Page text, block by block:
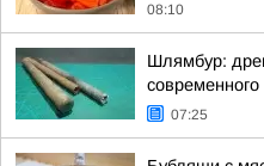
08:10
Шлямбур:
07:25